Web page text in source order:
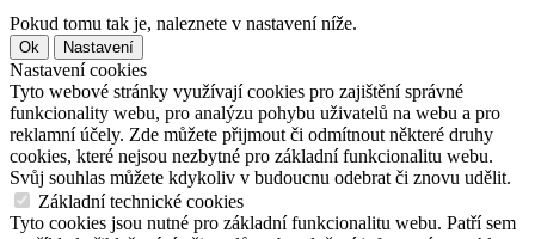
Pokud tomu tak je, naleznete v nastavení níže.
Ok Nastavení
Nastavení cookies
Tyto webové stránky využívají cookies pro zajištění správné
funkcionality webu, pro analýzu pohybu uživatelů na webu a pro
reklamní účely. Zde můžete přijmout či odmítnout některé druhy
cookies, které nejsou nezbytné pro základní funkcionalitu webu.
Svůj souhlas můžete kdykoliv v budoucnu odebrat či znovu udělit.
Základní technické cookies
Tyto cookies jsou nutné pro základní funkcionalitu webu. Patří sem